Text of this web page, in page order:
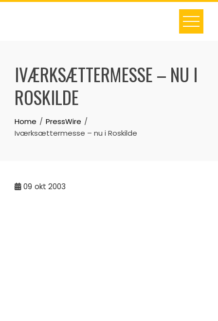
Skip
IVÆRKSÆTTERMESSE – NU I
ROSKILDE
Home
PressWire
Iværksættermesse – nu i Roskilde
09 okt 2003